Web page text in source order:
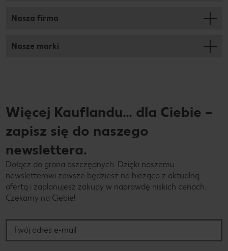
Nasza firma
Nasze marki
Więcej Kauflandu… dla Ciebie –
zapisz się do naszego
newslettera.
Dołącz do grona oszczędnych. Dzięki naszemu
newsletterowi zawsze będziesz na bieżąco z aktualną
ofertą i zaplanujesz zakupy w naprawdę niskich cenach.
Czekamy na Ciebie!